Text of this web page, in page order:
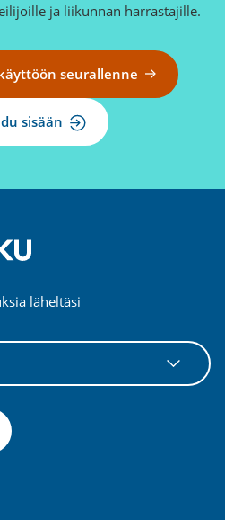
ja liikunnan harrastajille.
seurallenne
sisään
läheltäsi